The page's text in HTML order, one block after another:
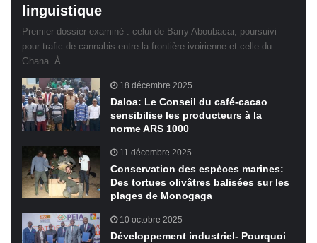
linguistique
Premier dossier examiné : celui de Barry Aboubacar, poursuivi
pour trafic de cannabis entre la frontière ivoirienne et celle du
Ghana. À…
18 décembre 2025
Daloa: Le Conseil du café-cacao
sensibilise les producteurs à la
norme ARS 1000
11 décembre 2025
Conservation des espèces marines:
Des tortues olivâtres balisées sur les
plages de Monogaga
10 octobre 2025
Développement industriel- Pourquoi